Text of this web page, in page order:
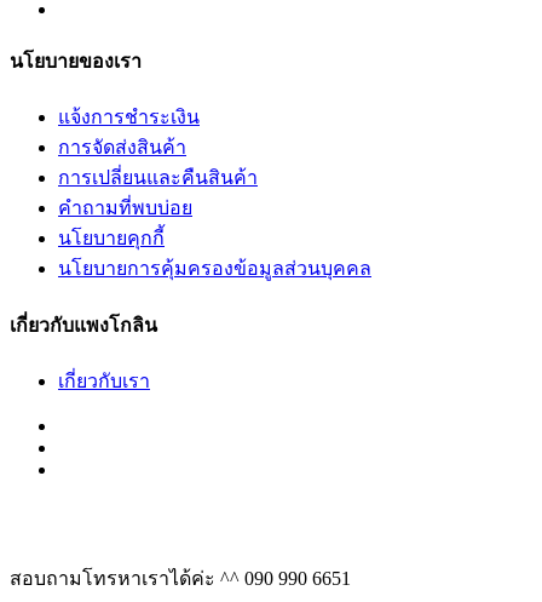
นโยบายของเรา
แจ้งการชำระเงิน
การจัดส่งสินค้า
การเปลี่ยนและคืนสินค้า
คำถามที่พบบ่อย
นโยบายคุกกี้
นโยบายการคุ้มครองข้อมูลส่วนบุคคล
เกี่ยวกับแพงโกลิน
เกี่ยวกับเรา
สอบถามโทรหาเราได้ค่ะ ^^ 090 990 6651